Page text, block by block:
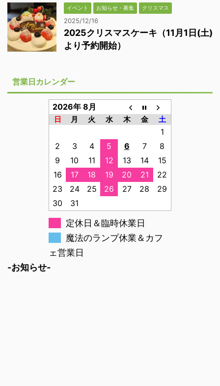
イベント お知らせ・募集 クリスマス
2025/12/16
2025クリスマスケーキ（11月1日(土)
より予約開始）
営業日カレンダー
2026年 8月
日 月 火 水 木 金 土
1
2
3 4 5 6 7
8
9
10 11 12 13 14
15
16
17 18 19 20 21
22
23
24 25 26 27 28
29
30
31
定休日＆臨時休業日
魔法のランプ休業＆カフ
ェ営業日
-お知らせ-